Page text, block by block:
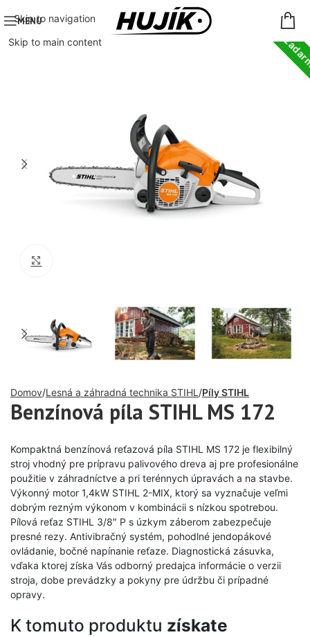
Skip to navigation
Skip to main content
MENU
Domov Lesná a záhradná technika STIHL Píly STIHL
Benzínová píla STIHL MS 172
Kompaktná benzínová reťazová píla STIHL MS 172 je flexibilný
stroj vhodný pre prípravu palivového dreva aj pre profesionálne
použitie v záhradníctve a pri terénnych úpravách a na stavbe.
Výkonný motor 1,4kW STIHL 2-MIX, ktorý sa vyznačuje veľmi
dobrým rezným výkonom v kombinácii s nízkou spotrebou.
Pílová reťaz STIHL 3/8″ P s úzkym záberom zabezpečuje
presné rezy. Antivibračný systém, pohodlné jendopákové
ovládanie, bočné napínanie reťaze. Diagnostická zásuvka,
vďaka ktorej získa Vás odborný predajca informácie o verzii
stroja, dobe prevádzky a pokyny pre údržbu či prípadné
opravy.
K tomuto produktu získate